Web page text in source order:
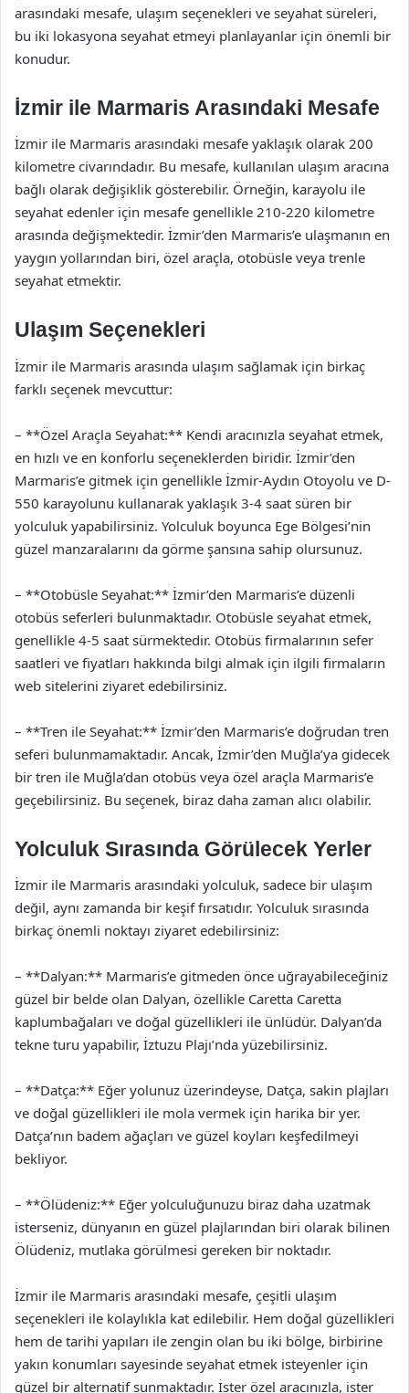
arasındaki mesafe, ulaşım seçenekleri ve seyahat süreleri,
bu iki lokasyona seyahat etmeyi planlayanlar için önemli bir
konudur.
İzmir ile Marmaris Arasındaki Mesafe
İzmir ile Marmaris arasındaki mesafe yaklaşık olarak 200
kilometre civarındadır. Bu mesafe, kullanılan ulaşım aracına
bağlı olarak değişiklik gösterebilir. Örneğin, karayolu ile
seyahat edenler için mesafe genellikle 210-220 kilometre
arasında değişmektedir. İzmir’den Marmaris’e ulaşmanın en
yaygın yollarından biri, özel araçla, otobüsle veya trenle
seyahat etmektir.
Ulaşım Seçenekleri
İzmir ile Marmaris arasında ulaşım sağlamak için birkaç
farklı seçenek mevcuttur:
– **Özel Araçla Seyahat:** Kendi aracınızla seyahat etmek,
en hızlı ve en konforlu seçeneklerden biridir. İzmir’den
Marmaris’e gitmek için genellikle İzmir-Aydın Otoyolu ve D-
550 karayolunu kullanarak yaklaşık 3-4 saat süren bir
yolculuk yapabilirsiniz. Yolculuk boyunca Ege Bölgesi’nin
güzel manzaralarını da görme şansına sahip olursunuz.
– **Otobüsle Seyahat:** İzmir’den Marmaris’e düzenli
otobüs seferleri bulunmaktadır. Otobüsle seyahat etmek,
genellikle 4-5 saat sürmektedir. Otobüs firmalarının sefer
saatleri ve fiyatları hakkında bilgi almak için ilgili firmaların
web sitelerini ziyaret edebilirsiniz.
– **Tren ile Seyahat:** İzmir’den Marmaris’e doğrudan tren
seferi bulunmamaktadır. Ancak, İzmir’den Muğla’ya gidecek
bir tren ile Muğla’dan otobüs veya özel araçla Marmaris’e
geçebilirsiniz. Bu seçenek, biraz daha zaman alıcı olabilir.
Yolculuk Sırasında Görülecek Yerler
İzmir ile Marmaris arasındaki yolculuk, sadece bir ulaşım
değil, aynı zamanda bir keşif fırsatıdır. Yolculuk sırasında
birkaç önemli noktayı ziyaret edebilirsiniz:
– **Dalyan:** Marmaris’e gitmeden önce uğrayabileceğiniz
güzel bir belde olan Dalyan, özellikle Caretta Caretta
kaplumbağaları ve doğal güzellikleri ile ünlüdür. Dalyan’da
tekne turu yapabilir, İztuzu Plajı’nda yüzebilirsiniz.
– **Datça:** Eğer yolunuz üzerindeyse, Datça, sakin plajları
ve doğal güzellikleri ile mola vermek için harika bir yer.
Datça’nın badem ağaçları ve güzel koyları keşfedilmeyi
bekliyor.
– **Ölüdeniz:** Eğer yolculuğunuzu biraz daha uzatmak
isterseniz, dünyanın en güzel plajlarından biri olarak bilinen
Ölüdeniz, mutlaka görülmesi gereken bir noktadır.
İzmir ile Marmaris arasındaki mesafe, çeşitli ulaşım
seçenekleri ile kolaylıkla kat edilebilir. Hem doğal güzellikleri
hem de tarihi yapıları ile zengin olan bu iki bölge, birbirine
yakın konumları sayesinde seyahat etmek isteyenler için
güzel bir alternatif sunmaktadır. İster özel aracınızla, ister